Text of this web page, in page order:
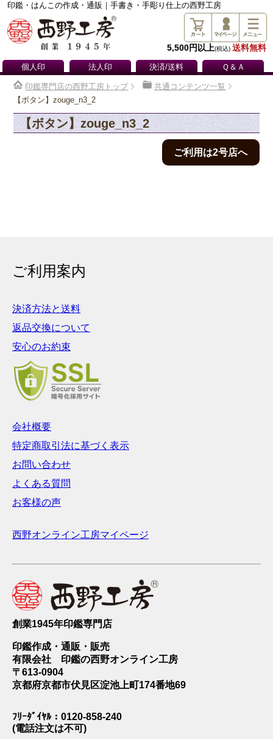
印鑑・はんこの作成・通販｜手書き・手彫り仕上の西野工房
5,500円以上(税込) 送料無料
個人印 法人印 決済/送料 Ｑ＆Ａ
印鑑専門店の西野工房トップ
共通コンテンツ一覧
【ボタン】zouge_n3_2
【ボタン】zouge_n3_2
ご利用は2号店へ
ご利用案内
決済方法と送料
返品交換について
安心のお約束
会社概要
特定商取引法に基づく表示
お問い合わせ
よくある質問
お客様の声
西野オンライン工房マイページ
創業1945年印鑑専門店
印鑑作成・通販・販売
有限会社 印鑑の西野オンライン工房
〒613-0904
京都府京都市伏見区淀池上町174番地69
ﾌﾘｰﾀﾞｲﾔﾙ：0120-858-240
(電話注文は不可)